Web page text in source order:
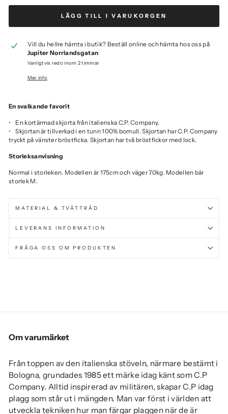
LÄGG TILL I VARUKORGEN
Vill du hellre hämta i butik? Beställ online och hämta hos oss på
Jupiter Norrlandsgatan
Vanligtvis redo inom 2 timmar
Mer info
En svalkande favorit
• En kortärmad skjorta från italienska C.P. Company.
•
Skjortan är tillverkad i en tunn 100% bomull. Skjortan har C.P. Company
tryckt på vänster bröstficka. Skjortan har två bröstfickor med lock.
Storleksanvisning
Normal i storleken. Modellen är 175cm och väger 70kg. Modellen bär
storlek M.
MATERIAL & TVÄTTRÅD
LEVERANS INFORMATION
FRÅGA OSS OM PRODUKTEN
Om varumärket
Från toppen av den italienska stöveln, närmare bestämt i
Bologna, grundades 1985 ett märke idag känt som C.P
Company. Alltid inspirerad av militären, skapar C.P idag
plagg som står ut i mängden. Man var först i världen att
utveckla tekniken hur man färgar plaggen när de är